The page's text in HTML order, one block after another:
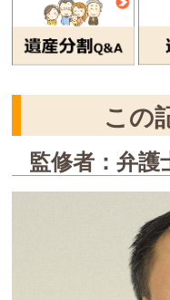
この
監修者：弁